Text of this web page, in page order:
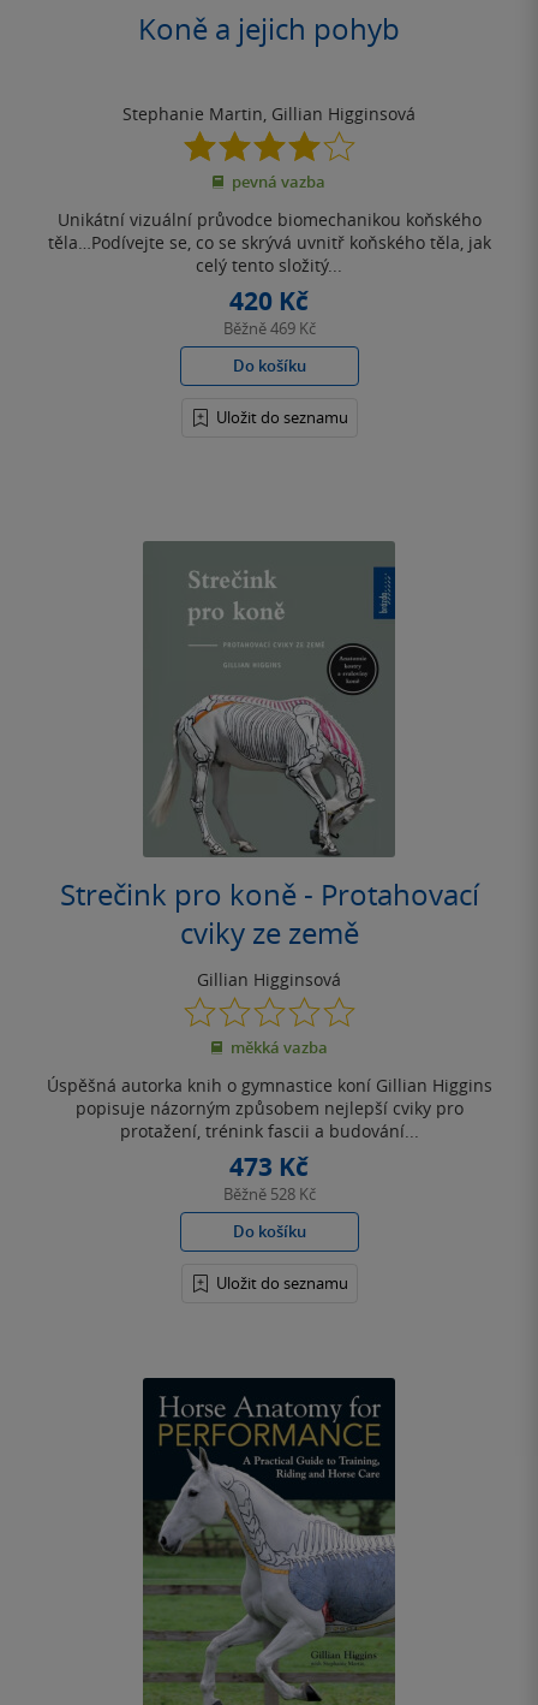
Koně a jejich pohyb
Stephanie Martin, Gillian Higginsová
4.0
z
5
pevná vazba
Unikátní vizuální průvodce biomechanikou koňského
těla…Podívejte se, co se skrývá uvnitř koňského těla, jak
celý tento složitý...
420 Kč
Běžně469 Kč
Do košíku
Uložit do seznamu
Strečink pro koně - Protahovací
cviky ze země
Gillian Higginsová
0.0
z
5
měkká vazba
Úspěšná autorka knih o gymnastice koní Gillian Higgins
popisuje názorným způsobem nejlepší cviky pro
protažení, trénink fascii a budování...
473 Kč
Běžně 528 Kč
Do košíku
Uložit do seznamu